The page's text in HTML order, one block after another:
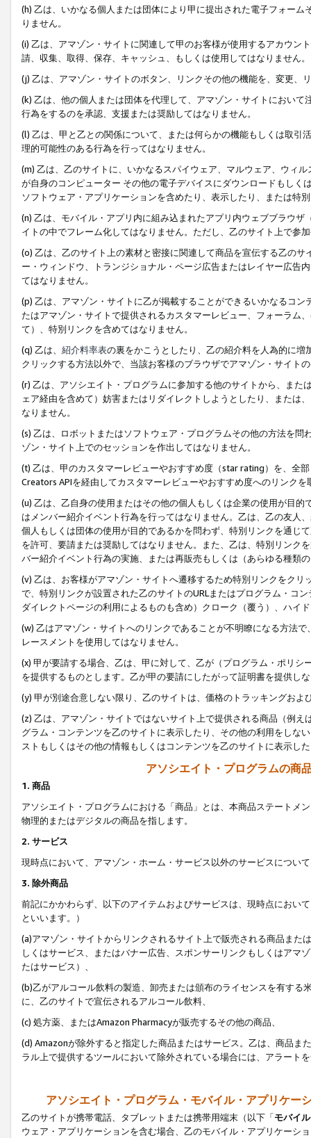
(h) 乙は、いかなる個人または団体により甲に提出された電子フォー
りません。
(i) 乙は、アマゾン・サイトに関連して甲のお客様が使用するアカウン
請、収集、取得、保存、キャッシュ、もしくは使用してはなりません。
(j) 乙は、アマゾン・サイトのボタン、リンクその他の機能を、変更、
(k) 乙は、他の個人または団体を代理して、アマゾン・サイトにおい
行為をするのを承認、支援または奨励してはなりません。
(l) 乙は、甲と乙との関係について、または何らかの機能もしくは取
理的可能性のある行為を行ってはなりません。
(m) 乙は、乙のサイトに、いかなるスパイウェア、マルウェア、ウィ
が自身のコンピューター その他の電子デバイスにダウンロードもし
ソフトウェア・アプリケーションを含めたり、表示したり、または特
(n) 乙は、モバイル・アプリ内に組み込まれたアプリ内ウェブブラウ
イトの中でフレーム化してはなりません。ただし、乙のサイト上で参
(o) 乙は、乙のサイト上の素材と密接に関連して商品を宣伝する乙の
ー・ウィンドウ、トランジショナル・ページ広告またはレイヤー広告
てはなりません。
(p) 乙は、アマゾン・サイトに乙が掲載することができるいかなるコ
たはアマゾン・サイトで提供されるカスタマーレビュー、フォーラム
て）、特別リンクを含めてはなりません。
(q) 乙は、 紹介料率表の裏をかこうとしたり、乙の紹介料を人為的に
クリックする方法以外で、当該お客様のブラウザでアマゾン・サイト
(r) 乙は、アソシエイト・プログラムに参加する他のサイトから、ま
ェア経由を含めて）妨害またはリダイレクトしようとしたり、または
なりません。
(s) 乙は、ロボットまたはソフトウェア・プログラムその他の方法を
ゾン・サイト上でのセッションを作出してはなりません。
(t) 乙は、甲のカスタマーレビューやおすすめ度（star rating）を、全
Creators APIを経由してカスタマーレビューやおすすめ度へのリンクを
(u) 乙は、乙自身の使用またはその他の個人もしくは企業の使用が目
はメンバー紹介イベント行為を行ってはなりません。乙は、乙の友人
個人もしくは団体の使用が目的であるかを問わず、特別リンクを通じ
を許可、要請または奨励してはなりません。また、乙は、特別リンク
バー紹介イベント行為の実施、または再販売もしくは（あらゆる種類
(v) 乙は、お客様がアマゾン・サイトへ遷移するため特別リンクをク
で、特別リンクが設置された乙のサイトのURLまたはプログラム・コ
ダイレクトページの利用によるものも含め）クローク（覆う）、ハイ
(w) 乙はアマゾン・サイトへのリンクであることが不明瞭になる方法
レースメントを使用してはなりません。
(x) 甲が要請する場合、乙は、甲に対して、乙が（プログラム・ポリ
を提供するものとします。乙が甲の要請にしたがって証明書を提供し
(y) 甲が別途合意しない限り、乙のサイトは、価格のトラッキングお
(z) 乙は、アマゾン・サイトではないサイト上で提供される商品（例
グラム・コンテンツを乙のサイトに表示したり、その他の利用をしな
ストもしくはその他の情報もしくはコンテンツを乙のサイトに表示し
アソシエイト・プログラムの商
1. 商品
アソシエイト・プログラムにおける「商品」とは、本商品ステートメ
物理的またはデジタルの商品を指します。
2. サービス
現時点において、アマゾン・ホーム・サービス以外のサービスについ
3. 除外商品
前記にかかわらず、以下のアイテムおよびサービスは、現時点におい
といいます。）
(a)アマゾン・サイトからリンクされるサイト上で販売される商品ま
しくはサービス、またはバナー広告、スポンサーリンクもしくはアマ
たはサービス）、
(b)乙がアルコール飲料の製造、卸売または頒布のライセンスを有す
に、乙のサイトで宣伝されるアルコール飲料、
(c) 処方薬、またはAmazon Pharmacyが販売するその他の商品、
(d) Amazonが除外すると指定した商品またはサービス。乙は、商品ま
ラル上で提供するツールにおいて除外されている場合には、アラート
アソシエイト・プログラム・モバイル・アプリケー
乙のサイトが携帯電話、タブレットまたは携帯用端末（以下「モバイ
ウェア・アプリケーションを含む場合、乙のモバイル・アプリケーシ